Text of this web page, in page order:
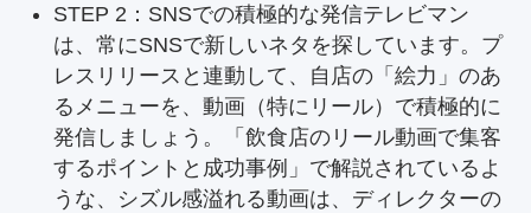
STEP 2：SNSでの積極的な発信テレビマン
は、常にSNSで新しいネタを探しています。プ
レスリリースと連動して、自店の「絵力」のあ
るメニューを、動画（特にリール）で積極的に
発信しましょう。「飲食店のリール動画で集客
するポイントと成功事例」で解説されているよ
うな、シズル感溢れる動画は、ディレクターの